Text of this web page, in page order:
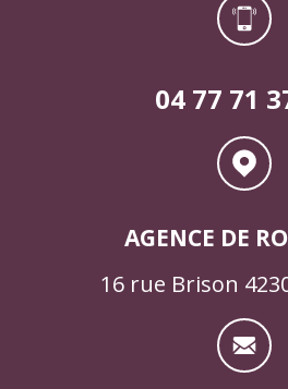
04 77 71
AGENCE DE
16 rue Brison